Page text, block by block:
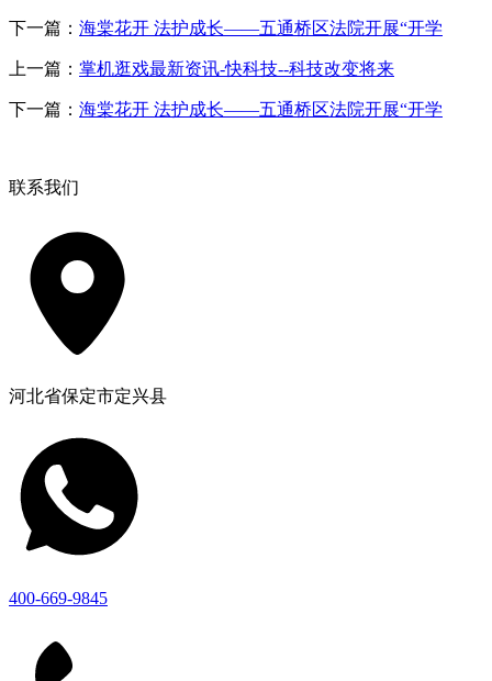
下一篇： 海棠花开 法护成长——五通桥区法院开展“开学
上一篇： 掌机逛戏最新资讯-快科技--科技改变将来
下一篇： 海棠花开 法护成长——五通桥区法院开展“开学
联系我们
河北省保定市定兴县
400-669-9845